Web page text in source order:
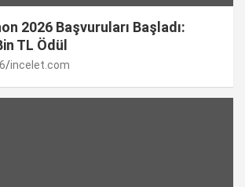
2026 Başvuruları Başladı:
TL Ödül
incelet.com